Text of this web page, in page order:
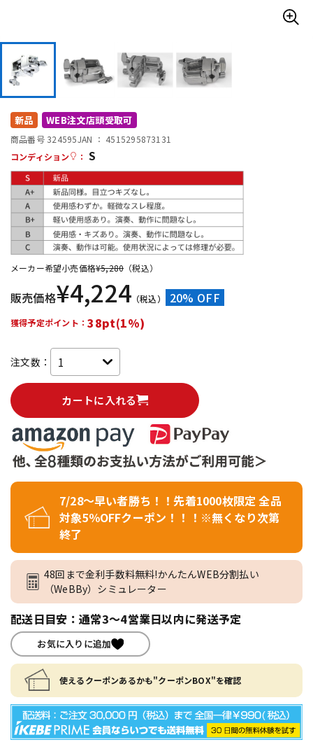
配信/ライブ機器
中古
新品 WEB注文店頭受取可
商品番号 324595JAN ： 4515295873131
コンディション
： S
メーカー希望小売価格¥5,280 （税込）
販売価格¥4,224 （税込） 20% OFF
獲得予定ポイント：38pt(1%)
注文数：
カートに入れる
7/28～早い者勝ち！！先着1000枚限定 全品
対象5％OFFクーポン！！！※無くなり次第
終了
48回まで金利手数料無料!かんたんWEB分割払い
（WeBBy）シミュレーター
配送日目安：通常3～4営業日以内に発送予定
お気に入りに追加
使えるクーポンあるかも"クーポンBOX"を確認